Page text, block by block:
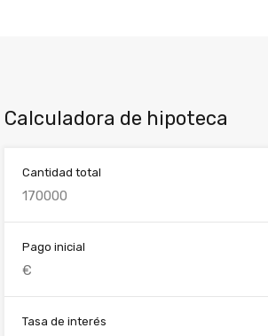
Calculadora de hipoteca
Cantidad total
Pago inicial
Tasa de interés